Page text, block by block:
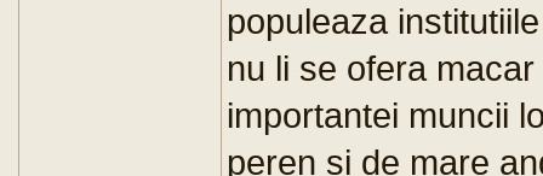
populeaza
nu li se ofera
importantei muncii
peren si de mare